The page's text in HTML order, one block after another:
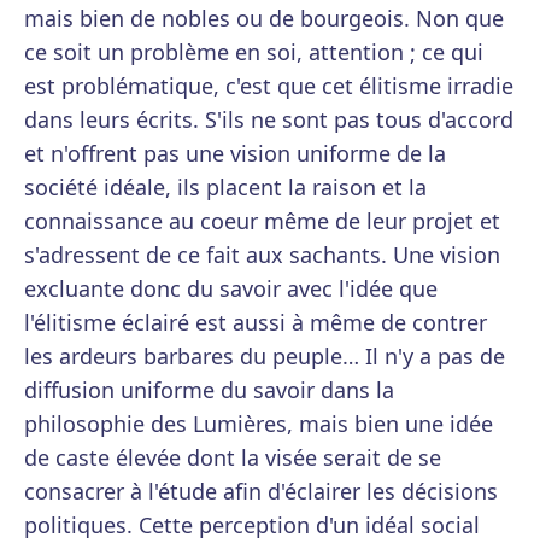
mais bien de nobles ou de bourgeois. Non que
ce soit un problème en soi, attention ; ce qui
est problématique, c'est que cet élitisme irradie
dans leurs écrits. S'ils ne sont pas tous d'accord
et n'offrent pas une vision uniforme de la
société idéale, ils placent la raison et la
connaissance au coeur même de leur projet et
s'adressent de ce fait aux sachants. Une vision
excluante donc du savoir avec l'idée que
l'élitisme éclairé est aussi à même de contrer
les ardeurs barbares du peuple… Il n'y a pas de
diffusion uniforme du savoir dans la
philosophie des Lumières, mais bien une idée
de caste élevée dont la visée serait de se
consacrer à l'étude afin d'éclairer les décisions
politiques. Cette perception d'un idéal social